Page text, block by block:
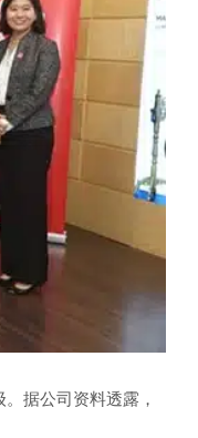
据公司资料透露，